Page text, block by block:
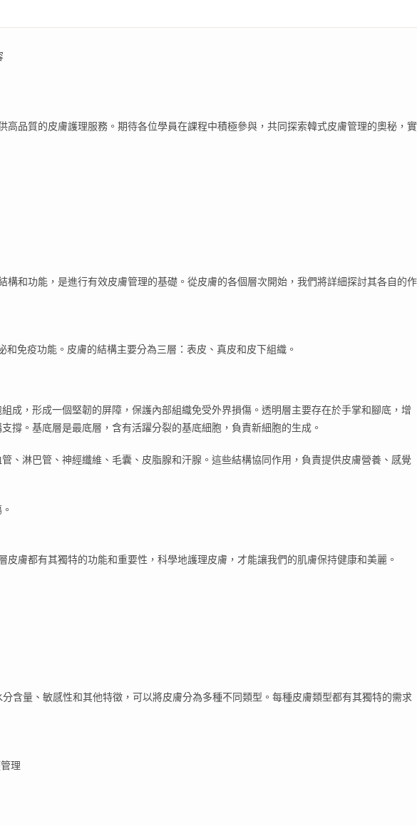
品質的皮膚護理服務。期待各位學員在課程中積極參與，共同探索韓式皮膚管理的奧秘，實
和功能，是進行有效皮膚管理的基礎。從皮膚的各個層次開始，我們將詳細探討其各自的作
免疫功能。皮膚的結構主要分為三層：表皮、真皮和皮下組織。
成，形成一個堅韌的屏障，保護內部組織免受外界損傷。透明層主要存在於手掌和腳底，增
撐。基底層是最底層，含有活躍分裂的基底細胞，負責新細胞的生成。
、淋巴管、神經纖維、毛囊、皮脂腺和汗腺。這些結構協同作用，負責提供皮膚營養、感覺
膚都有其獨特的功能和重要性，科學地護理皮膚，才能讓我們的肌膚保持健康和美麗。
含量、敏感性和其他特徵，可以將皮膚分為多種不同類型。每種皮膚類型都有其獨特的需求